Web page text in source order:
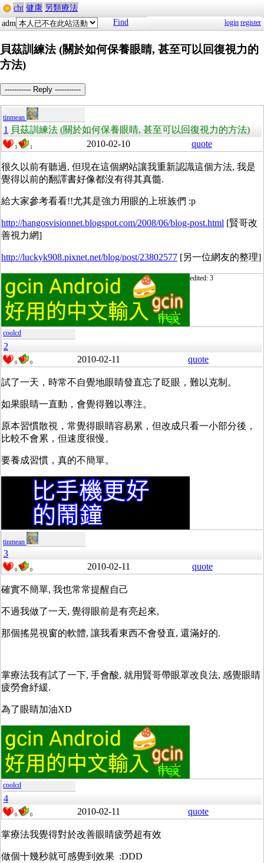
cht 健康 另類療法
adm
Find login register
貝茲訓練法 (關於如何保養眼睛, 甚至可以回復視力的
方法)
----------- Reply -----------
tinmean
1 貝茲訓練法 (關於如何保養眼睛, 甚至可以回復視力的方法)
3 1 2010-02-10 quote
很久以前有聽過, 但現在這個網站讓我重新認識這個方法, 我是
覺得以前的翻譯書好像都沒有得其真髓.
給大家參考看看!!尤其是強力用眼的上班族們 :p
http://hangosvisionnet.blogspot.com/2008/06/blog-post.html [賢哥改
善視力網]
http://luckyk908.pixnet.net/blog/post/23802577 [另一位網友的整理]
edited: 3
coolcd
2
0 0 2010-02-11 quote
試了一天，時常不自覺地眼睛發直忘了眨眼，難以克制。
如果眼睛一直動，會覺得難以專注。
原本習慣散視，常覺得眼睛容易累，但改成只看一小部分後，
比較不會累，但速度很慢。
要養成習慣，真的不簡單。
tinmean
3
0 0 2010-02-11 quote
確實不簡單, 我也常常提醒自己
不過我做了一天, 覺得眼前是有亮起來,
那個搖晃視窗的軟體, 讓我看東西不會發直, 還滿好的.
掌療法我有試了一下, 手會酸, 就用賢哥帶眼罩改良法, 感覺眼睛
疲勞會紓緩.
為了眼睛加油XD
coolcd
4
0 0 2010-02-11 quote
掌療法我覺得對於改善眼睛疲勞超有效
做個十幾秒就可感覺到效果 :DDD